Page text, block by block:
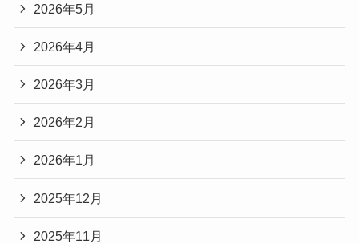
2026年5月
2026年4月
2026年3月
2026年2月
2026年1月
2025年12月
2025年11月